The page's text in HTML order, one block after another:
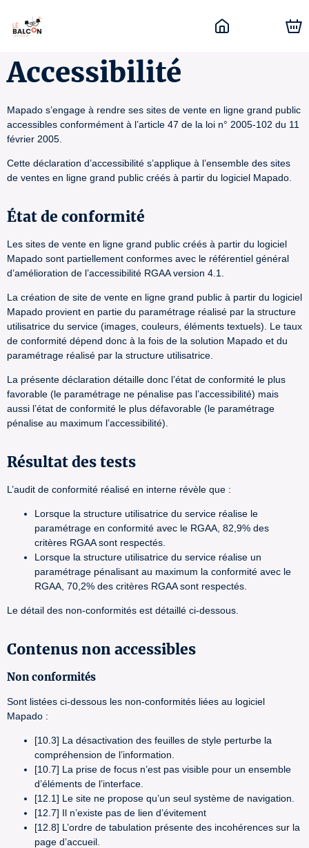
Accessibilité
Mapado s’engage à rendre ses sites de vente en ligne grand public
accessibles conformément à l’article 47 de la loi n° 2005-102 du 11
février 2005.
Cette déclaration d’accessibilité s’applique à l’ensemble des sites
de ventes en ligne grand public créés à partir du logiciel Mapado.
État de conformité
Les sites de vente en ligne grand public créés à partir du logiciel
Mapado sont partiellement conformes avec le référentiel général
d’amélioration de l’accessibilité RGAA version 4.1.
La création de site de vente en ligne grand public à partir du logiciel
Mapado provient en partie du paramétrage réalisé par la structure
utilisatrice du service (images, couleurs, éléments textuels). Le taux
de conformité dépend donc à la fois de la solution Mapado et du
paramétrage réalisé par la structure utilisatrice.
La présente déclaration détaille donc l’état de conformité le plus
favorable (le paramétrage ne pénalise pas l’accessibilité) mais
aussi l’état de conformité le plus défavorable (le paramétrage
pénalise au maximum l’accessibilité).
Résultat des tests
L’audit de conformité réalisé en interne révèle que :
Lorsque la structure utilisatrice du service réalise le
paramétrage en conformité avec le RGAA, 82,9% des
critères RGAA sont respectés.
Lorsque la structure utilisatrice du service réalise un
paramétrage pénalisant au maximum la conformité avec le
RGAA, 70,2% des critères RGAA sont respectés.
Le détail des non-conformités est détaillé ci-dessous.
Contenus non accessibles
Non conformités
Sont listées ci-dessous les non-conformités liées au logiciel
Mapado :
[10.3] La désactivation des feuilles de style perturbe la
compréhension de l’information.
[10.7] La prise de focus n’est pas visible pour un ensemble
d’éléments de l’interface.
[12.1] Le site ne propose qu’un seul système de navigation.
[12.7] Il n’existe pas de lien d’évitement
[12.8] L’ordre de tabulation présente des incohérences sur la
page d’accueil.